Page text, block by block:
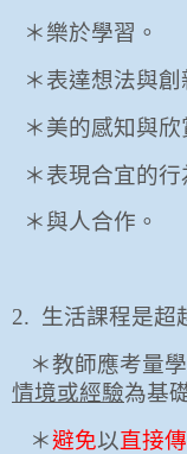
＊樂於學習。
＊表達想法與創
＊美的感知與欣
＊表現合宜的行
＊與人合作。
2. 生活課程是超
＊教師應考量
情境或經驗為基
＊避免以直接